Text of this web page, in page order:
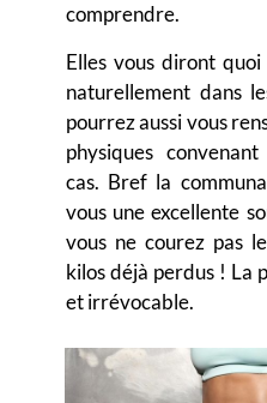
comprendre.
Elles vous diront
naturellement dans
pourrez aussi vous
physiques
cas. Bref la
vous une excellente
vous ne courez pas
kilos déjà perdus ! La
et irrévocable.